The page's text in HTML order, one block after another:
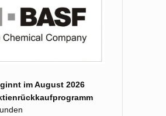
im August 2026